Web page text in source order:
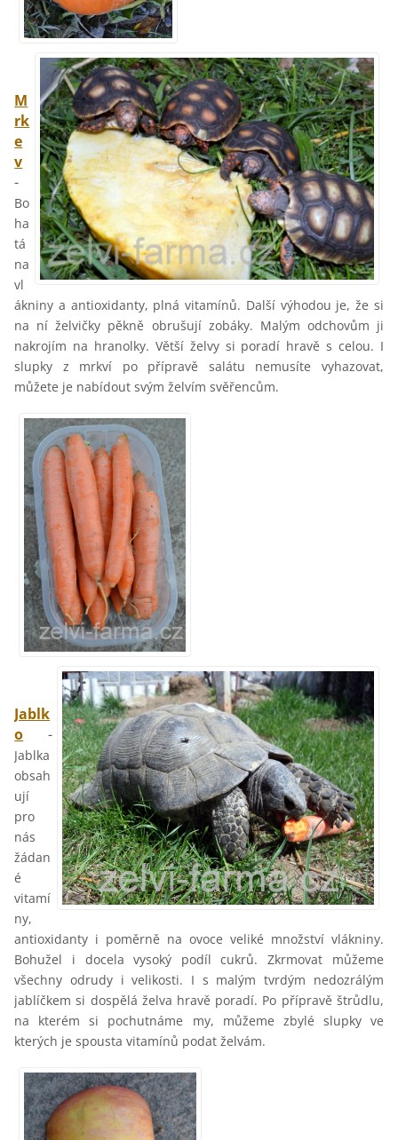
M
rk
e
v
-
Bo
ha
tá
na
vl
ákniny a antioxidanty, plná vitamínů. Další výhodou je, že si
na ní želvičky pěkně obrušují zobáky. Malým odchovům ji
nakrojím na hranolky. Větší želvy si poradí hravě s celou. I
slupky z mrkví po přípravě salátu nemusíte vyhazovat,
můžete je nabídout svým želvím svěřencům.
Jablk
o -
Jablka
obsah
ují
pro
nás
žádan
é
vitamí
ny,
antioxidanty i poměrně na ovoce veliké množství vlákniny.
Bohužel i docela vysoký podíl cukrů. Zkrmovat můžeme
všechny odrudy i velikosti. I s malým tvrdým nedozrálým
jablíčkem si dospělá želva hravě poradí. Po přípravě štrůdlu,
na kterém si pochutnáme my, můžeme zbylé slupky ve
kterých je spousta vitamínů podat želvám.